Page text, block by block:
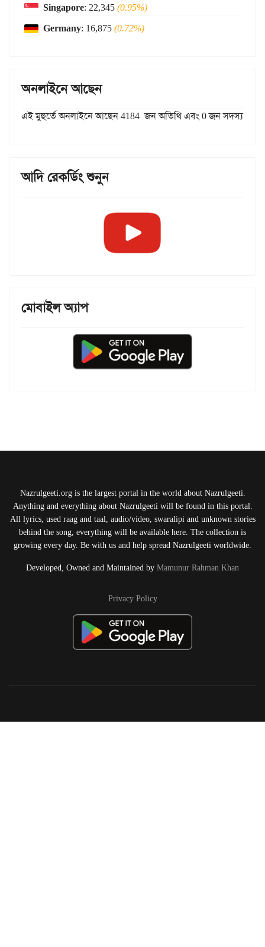
Singapore: 22,345(0.95%)
Germany: 16,875(0.72%)
অনলাইনে আছেন
এই মুহুর্তে অনলাইনে আছেন 4184 জন অতিথি এবং 0 জন সদস্য
আদি রেকর্ডিং শুনুন
মোবাইল অ্যাপ
Nazrulgeeti.org is the largest portal in the world about Nazrulgeeti.
Anything and everything about Nazrulgeeti will be found in this portal.
All lyrics, used raag and taal, audio/video, swaralipi and unknown stories
behind the song, everything will be available here. The collection is
growing every day. Be with us and help spread Nazrulgeeti worldwide.
Developed, Owned and Maintained by Mamunur Rahman Khan
Privacy Policy